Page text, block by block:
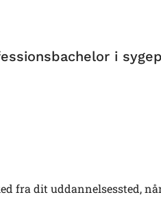
i
fra dit uddannelsessted,